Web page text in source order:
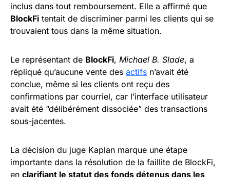
inclus dans tout remboursement. Elle a affirmé que
BlockFi tentait de discriminer parmi les clients qui se
trouvaient tous dans la même situation.
Le représentant de BlockFi, Michael B. Slade, a
répliqué qu’aucune vente des actifs n’avait été
conclue, même si les clients ont reçu des
confirmations par courriel, car l’interface utilisateur
avait été “délibérément dissociée” des transactions
sous-jacentes.
La décision du juge Kaplan marque une étape
importante dans la résolution de la faillite de BlockFi,
en clarifiant le statut des fonds détenus dans les